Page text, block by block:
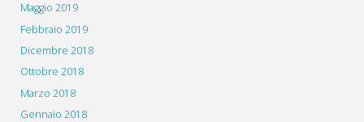
Maggio 2019
Febbraio 2019
Dicembre 2018
Ottobre 2018
Marzo 2018
Gennaio 2018